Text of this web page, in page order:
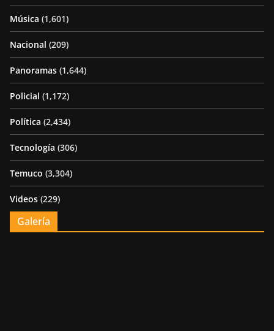
Música (1,601)
Nacional (209)
Panoramas (1,644)
Policial (1,172)
Política (2,434)
Tecnología (306)
Temuco (3,304)
Videos (229)
Galería